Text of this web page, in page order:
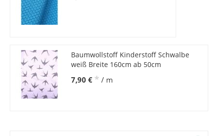
Baumwollstoff Kinderstoff Schwalbe
weiß Breite 160cm ab 50cm
7,90 € * / m